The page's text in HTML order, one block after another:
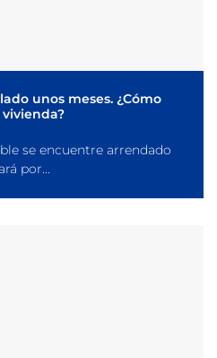
unos meses. ¿Cómo
se encuentre arrendado
por...